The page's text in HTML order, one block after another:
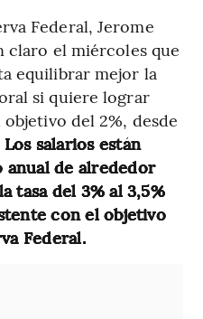
Federal, Jerome
claro el miércoles que
equilibrar mejor la
si quiere lograr
del 2%, desde
Los salarios están
de alrededor
tasa del 3% al 3,5%
con el objetivo
Federal.